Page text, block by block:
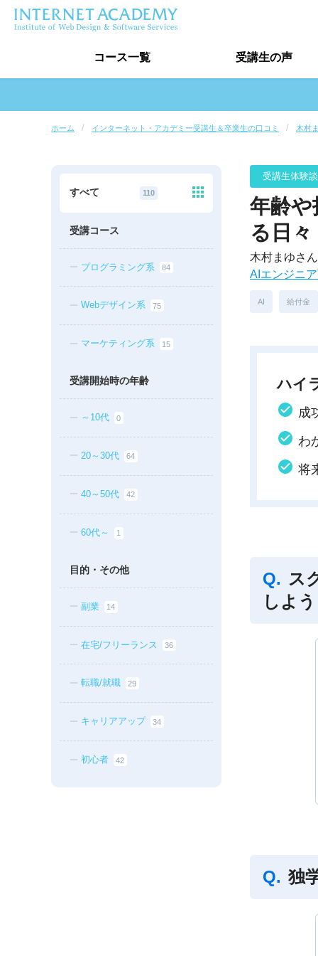
コース一覧 受講生の声
受講生の声トップ
受講生インタビュー
最新口コミ情報
ホーム インターネット・アカデミー受講生＆卒業生の口コミ 木村
年齢や
る日々
木村まゆさん
AIエンジニ
AI 給付金
ハイ
成
わ
将
ス
しよ
独
すべて 110
受講コース
プログラミング系 84
Webデザイン系 75
マーケティング系 15
受講開始時の年齢
～10代 0
20～30代 64
40～50代 42
60代～ 1
目的・その他
副業 14
在宅/フリーランス 36
転職/就職 29
キャリアアップ 34
初心者 42